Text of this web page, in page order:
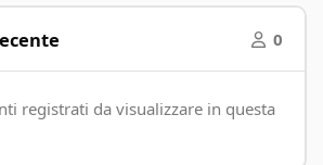
0
registrati da visualizzare in questa